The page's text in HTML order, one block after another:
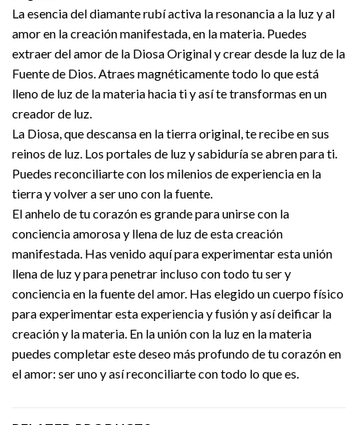
La esencia del diamante rubí activa la resonancia a la luz y al
amor en la creación manifestada, en la materia. Puedes
extraer del amor de la Diosa Original y crear desde la luz de la
Fuente de Dios. Atraes magnéticamente todo lo que está
lleno de luz de la materia hacia ti y así te transformas en un
creador de luz.
La Diosa, que descansa en la tierra original, te recibe en sus
reinos de luz. Los portales de luz y sabiduría se abren para ti.
Puedes reconciliarte con los milenios de experiencia en la
tierra y volver a ser uno con la fuente.
El anhelo de tu corazón es grande para unirse con la
conciencia amorosa y llena de luz de esta creación
manifestada. Has venido aquí para experimentar esta unión
llena de luz y para penetrar incluso con todo tu ser y
conciencia en la fuente del amor. Has elegido un cuerpo físico
para experimentar esta experiencia y fusión y así deificar la
creación y la materia. En la unión con la luz en la materia
puedes completar este deseo más profundo de tu corazón en
el amor: ser uno y así reconciliarte con todo lo que es.